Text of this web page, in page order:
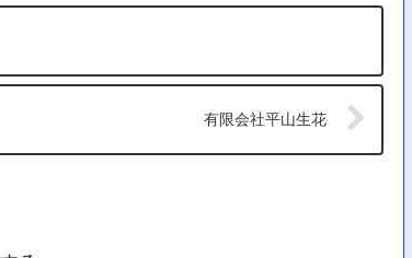
有限会社平山生花